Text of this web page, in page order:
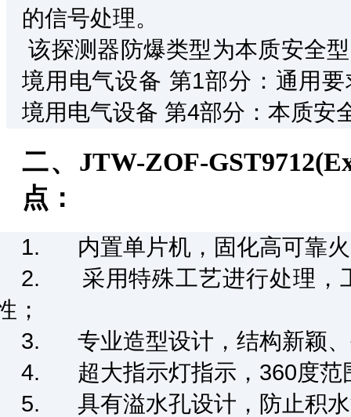
的信号处理。
该探测器防爆类型为本质安全
境用电气设备 第1部分：通用
境用电气设备 第4部分：本质安
二、JTW-ZOF-
点：
1.
内置单片机，固化高可靠
2.
采用特殊工艺进行处理
；
3.
专业造型设计，结构新颖
4.
超大指示灯指示，360度范
5.
具有溢水孔设计，防止积